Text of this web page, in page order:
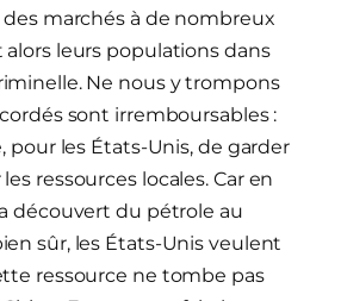
marchés à de nombreux
alors leurs populations dans
Ne nous y trompons
sont irremboursables :
pour les États-Unis, de garder
ressources locales. Car en
découvert du pétrole au
sûr, les États-Unis veulent
ressource ne tombe pas